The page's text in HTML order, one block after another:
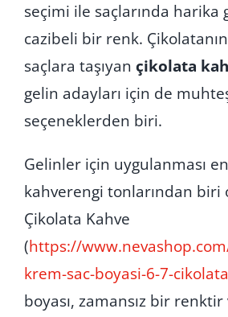
seçimi ile saçlarında harika
cazibeli bir renk.
saçlara taşıyan çikolata
gelin adayları için de
seçeneklerden biri.
Gelinler için uygulanması
kahverengi tonlarından biri
Çikolata Kahve
(https://
krem-sac-boyasi-6-7-
boyası, zamansız bir